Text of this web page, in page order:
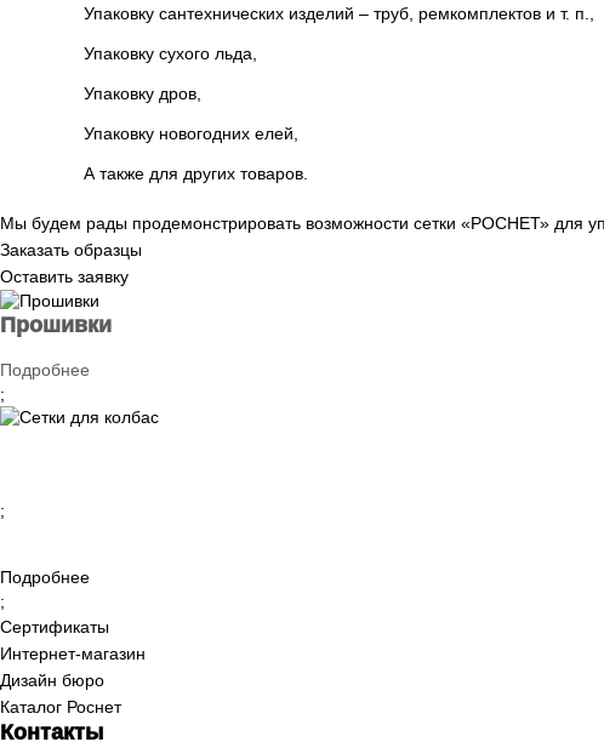
Упаковку сантехнических изделий – труб, ремкомплектов и т. п.,
Упаковку сухого льда,
Упаковку дров,
Упаковку новогодних елей,
А также для других товаров.
Мы будем рады продемонстрировать возможности сетки «РОСНЕТ» для
Заказать образцы
Оставить заявку
Прошивки
Подробнее
;
;
Подробнее
;
Сертификаты
Интернет-магазин
Дизайн бюро
Каталог Роснет
Контакты